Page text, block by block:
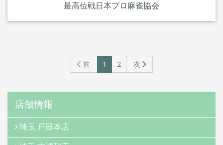
最高位戦日本プロ麻雀協会
前 1
（こ
2 次
店舗情報
埼玉 戸田本店